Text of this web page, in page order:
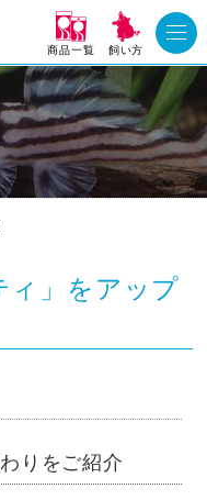
商品一覧 飼い方
ィ」をアップ
りをご紹介